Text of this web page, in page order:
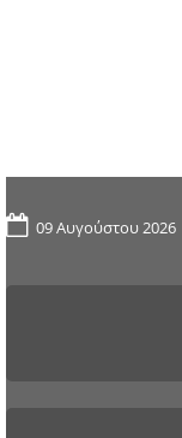
09 Αυγούστου 2026